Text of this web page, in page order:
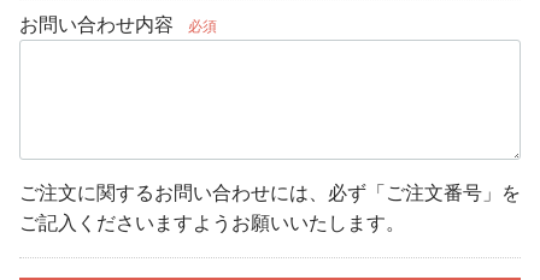
お問い合わせ内容 必須
ご注文に関するお問い合わせには、必ず「ご注文番号」を
ご記入くださいますようお願いいたします。